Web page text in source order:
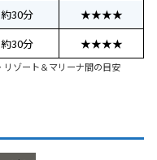
約30分
★★★★
約30分 ★★★★
ゾート＆マリーナ間の目安